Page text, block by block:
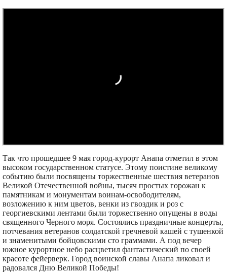
Так что прошедшее 9 мая город-курорт Анапа отметил в этом
высоком государственном статусе. Этому поистине великому
событию были посвящены торжественные шествия ветеранов
Великой Отечественной войны, тысяч простых горожан к
памятникам и монументам воинам-освободителям,
возложению к ним цветов, венки из гвоздик и роз с
георгиевскими лентами были торжественно опущены в воды
священного Черного моря. Состоялись праздничные концерты,
потчевания ветеранов солдатской гречневой кашей с тушенкой
и знаменитыми бойцовскими сто граммами. А под вечер
южное курортное небо расцветил фантастический по своей
красоте фейерверк. Город воинской славы Анапа ликовал и
радовался Дню Великой Победы!